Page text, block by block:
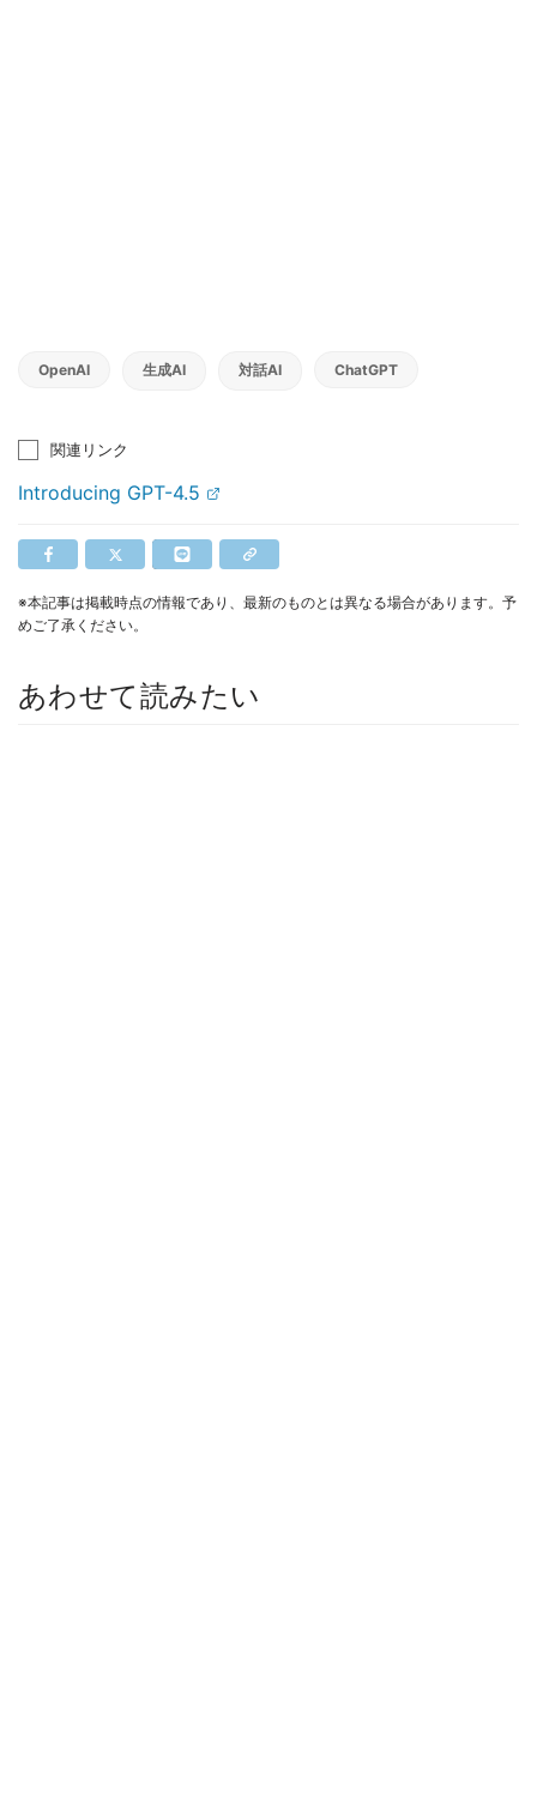
OpenAI 生成AI 対話AI ChatGPT
関連リンク
Introducing GPT-4.5
※本記事は掲載時点の情報であり、最新のものとは異なる場合があります。予
めご了承ください。
あわせて読みたい